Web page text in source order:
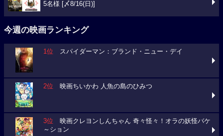
5名様 [〆8/16(日)]
今週の映画ランキング
1位 スパイダーマン：ブランド・ニュー・デイ
2位 映画ちいかわ 人魚の島のひみつ
3位 映画クレヨンしんちゃん 奇々怪々！オラの妖怪バケ
～ション